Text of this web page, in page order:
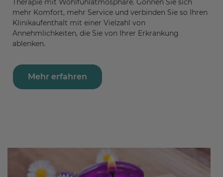
mehr Komfort, mehr Service und verbinden Sie so Ihren
Klinikaufenthalt mit einer Vielzahl von
Annehmlichkeiten, die Sie von Ihrer Erkrankung
ablenken.
Mehr erfahren